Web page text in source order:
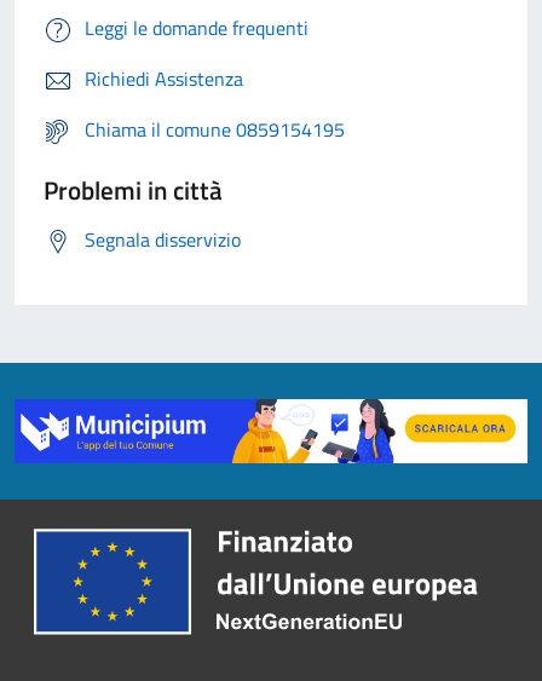
Leggi le domande frequenti
Richiedi Assistenza
Chiama il comune 0859154195
Problemi in città
Segnala disservizio